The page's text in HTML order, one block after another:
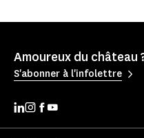
Amoureux du château
S'abonner à l'infolettre